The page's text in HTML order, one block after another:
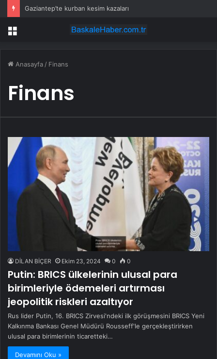
Gaziantep’te kurban kesim kazaları
Menü
Anasayfa / Finans
Finans
DİLAN BİÇER Ekim 23, 2024 0 0
Putin: BRICS ülkelerinin ulusal para
birimleriyle ödemeleri artırması
jeopolitik riskleri azaltıyor
Rus lider Putin, 16. BRICS Zirvesi'ndeki ilk görüşmesini BRICS Yeni
Kalkınma Bankası Genel Müdürü Rousseff'le gerçekleştirirken
ulusal para birimlerinin ticaretteki…
Devamını Oku »